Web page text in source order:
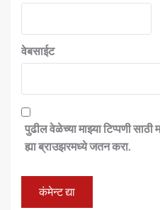
वेबसाईट
पुढील वेळेच्या माझ्या टिप्पणी
ह्या ब्राउझरमध्ये जतन करा.